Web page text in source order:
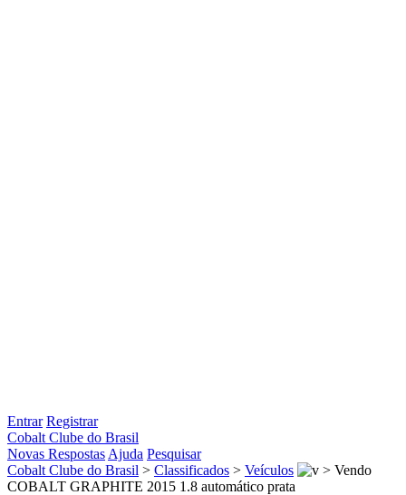
Entrar Registrar
Cobalt Clube do Brasil
Novas Respostas Ajuda Pesquisar
Cobalt Clube do Brasil > Classificados > Veículos > Vendo
COBALT GRAPHITE 2015 1.8 automático prata